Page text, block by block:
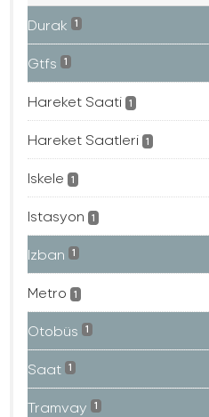
Durak 1
Gtfs 1
Hareket Saati 1
Hareket Saatleri 1
Iskele 1
Istasyon 1
Izban 1
Metro 1
Otobüs 1
Saat 1
Tramvay 1